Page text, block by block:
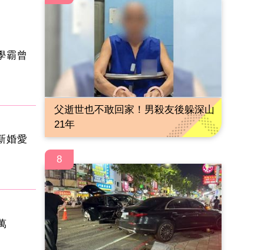
霸曾
婚愛
父逝世也不敢回家！男殺友後躲深山
21年
8